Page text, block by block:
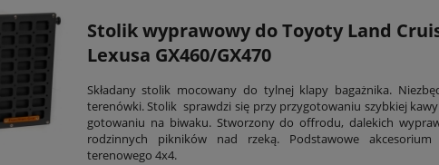
Stolik wyprawowy do Toyoty Land
Lexusa GX460/GX470
Składany stolik mocowany do tylnej klapy bagażnika.
terenówki. Stolik sprawdzi się przy przygotowaniu szybkiej
gotowaniu na biwaku. Stworzony do offrodu, dalekich
rodzinnych pikników nad rzeką. Podstawowe
terenowego 4x4.